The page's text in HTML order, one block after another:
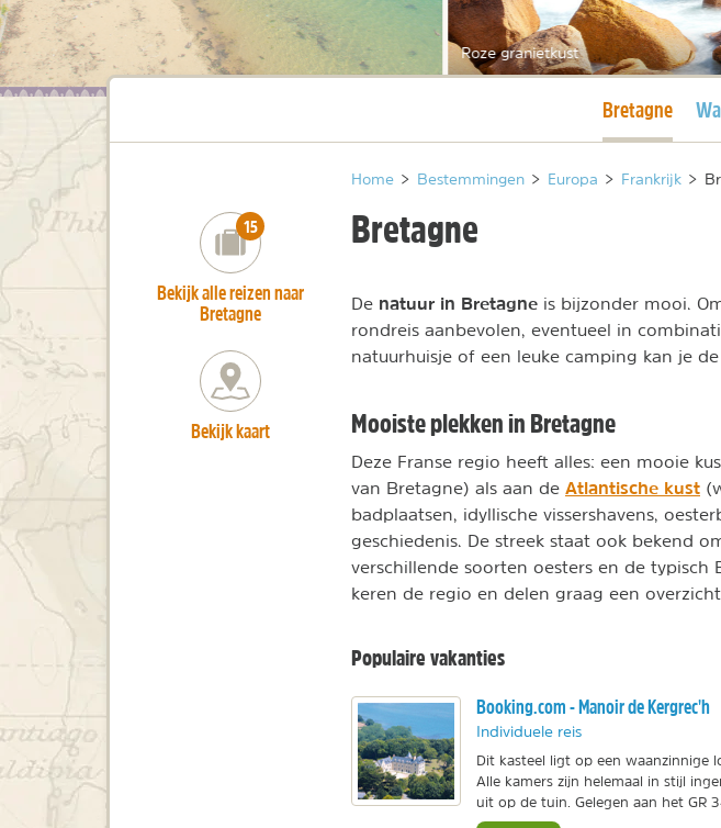
Roze granietkust
Huidige pagina
Bretagne
Home > Bestemmingen > Europa > Frankrijk >
Bretagne
De natuur in Bretagne is bijzonder mooi.
rondreis aanbevolen, eventueel in
natuurhuisje of een leuke camping kan je
Mooiste plekken in Bretagne
Deze Franse regio heeft alles: een mooie
van Bretagne) als aan de Atlantische kust
badplaatsen, idyllische vissershavens,
geschiedenis. De streek staat ook bekend
verschillende soorten oesters en de typisch
keren de regio en delen graag een
Populaire vakanties
Booking.com - Manoir de Kergrec'h
Individuele reis
Dit kasteel ligt op een waanzinnige
Alle kamers zijn helemaal in stijl
uit op de tuin. Gelegen aan het GR
number_of_trips:
15
Bekijk alle reizen naar
Bretagne
Bekijk kaart